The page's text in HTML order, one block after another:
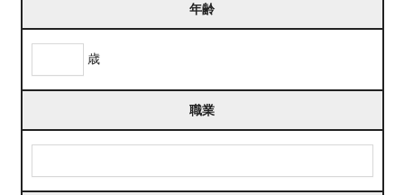
年齢
歳
職業